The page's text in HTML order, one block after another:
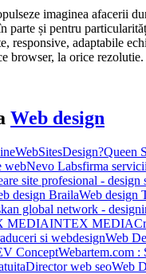
imaginea afacerii
parte și pentru
responsive, adaptabile
browser, la orice rezolutie.
Web design
WebSitesDesign?Queen
webNevo Labsfirma
site profesional - design
design BrailaWeb design
global network -
MEDIAINTEX MEDIA
si webdesignWeb
ConceptWebartem.com :
Director web seoWeb